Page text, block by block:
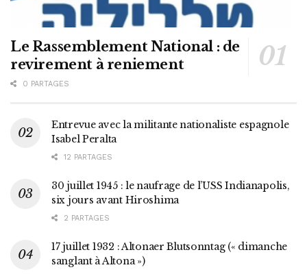
Le Rassemblement National : de
revirement à reniement
0 PARTAGES
Entrevue avec la militante nationaliste espagnole
Isabel Peralta
12 PARTAGES
30 juillet 1945 : le naufrage de l’USS Indianapolis,
six jours avant Hiroshima
2 PARTAGES
17 juillet 1932 : Altonaer Blutsonntag (« dimanche
sanglant à Altona »)